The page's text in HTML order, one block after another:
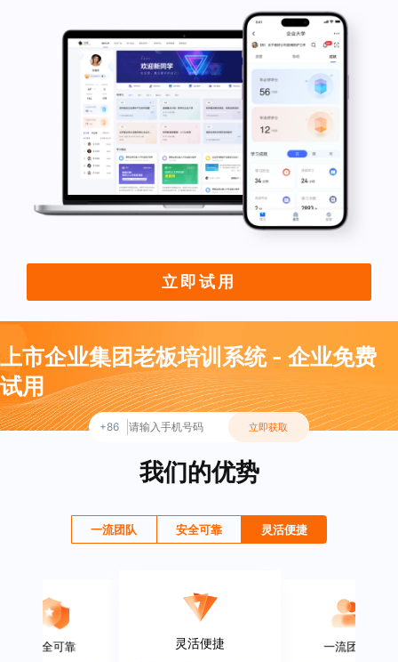
立即试用
上市企业集团老板培训系统 - 企业免费
试用
+86 立即获取
我们的优势
一流团队 安全可靠 灵活便捷
安全可靠 灵活便捷 一流团队